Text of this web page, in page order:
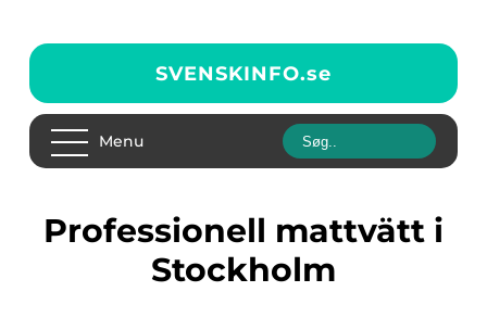
SVENSKINFO.se
Menu
Professionell mattvätt i
Stockholm